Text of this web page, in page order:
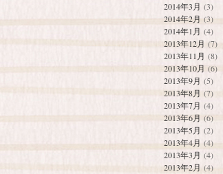
2014年3月 (3)
2014年2月(3)
2014年1月 (4)
2013年12月 (7)
2013年11月 (8)
2013年10月 (6)
2013年9月 (5)
2013年8月 (7)
2013年7月 (4)
2013年6月 (6)
2013年5月 (2)
2013年4月 (4)
2013年3月 (4)
2013年2月(4)